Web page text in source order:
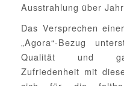
Ausstrahlung über
Das Versprechen
„Agora“-Bezug
Qualität und
Zufriedenheit mit